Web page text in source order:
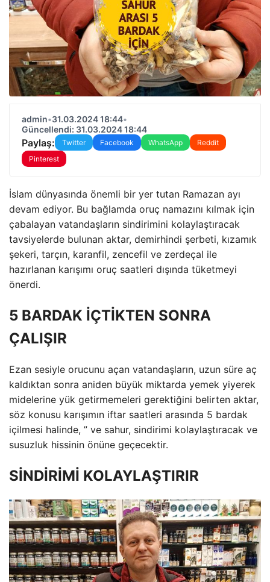
admin•31.03.2024 18:44•
Güncellendi: 31.03.2024 18:44
Paylaş: Twitter Facebook WhatsApp
Reddit
Pinterest
İslam dünyasında önemli bir yer tutan Ramazan ayı
devam ediyor. Bu bağlamda oruç namazını kılmak için
çabalayan vatandaşların sindirimini kolaylaştıracak
tavsiyelerde bulunan aktar, demirhindi şerbeti, kızamık
şekeri, tarçın, karanfil, zencefil ve zerdeçal ile
hazırlanan karışımı oruç saatleri dışında tüketmeyi
önerdi.
5 BARDAK İÇTİKTEN SONRA
ÇALIŞIR
Ezan sesiyle orucunu açan vatandaşların, uzun süre aç
kaldıktan sonra aniden büyük miktarda yemek yiyerek
midelerine yük getirmemeleri gerektiğini belirten aktar,
söz konusu karışımın iftar saatleri arasında 5 bardak
içilmesi halinde, ” ve sahur, sindirimi kolaylaştıracak ve
susuzluk hissinin önüne geçecektir.
SİNDİRİMİ KOLAYLAŞTIRIR